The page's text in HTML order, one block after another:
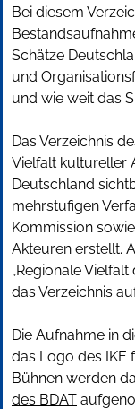
Bei diesem
Schätze
und
und wie weit das
Das Verzeichnis
Vielfalt kultureller
Deutschland
mehrstufigen
Kommission
Akteuren erstellt.
„Regionale
das Verzeichnis
Die Aufnahme in
das Logo des IKE
Bühnen werden
des BDAT